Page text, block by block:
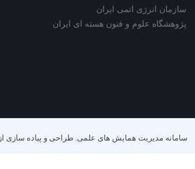
سازمان انرژی اتمی ایران
پژوهشگاه علوم و فنون هسته ای ایران
سامانه مدیریت همایش های علمی. طراحی و پیاده سازی از